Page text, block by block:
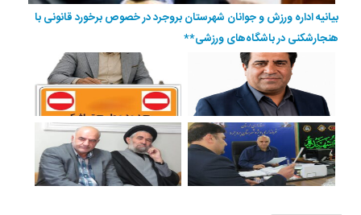
بیانیه اداره ورزش و جوانان شهرستان بروجرد در خصوص برخورد قانونی با
هنجارشکنی در باشگاه‌های ورزشی**